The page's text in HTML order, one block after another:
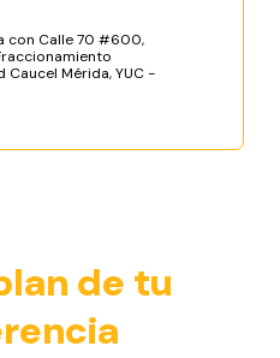
con Calle 70 #600,
Caucel Mérida, YUC -
de tu